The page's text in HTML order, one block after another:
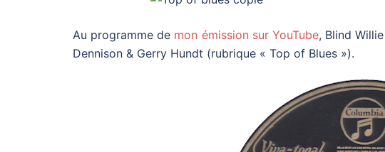
Au programme de mon émission sur YouTube, Blind
Dennison & Gerry Hundt (rubrique « Top of Blues »).